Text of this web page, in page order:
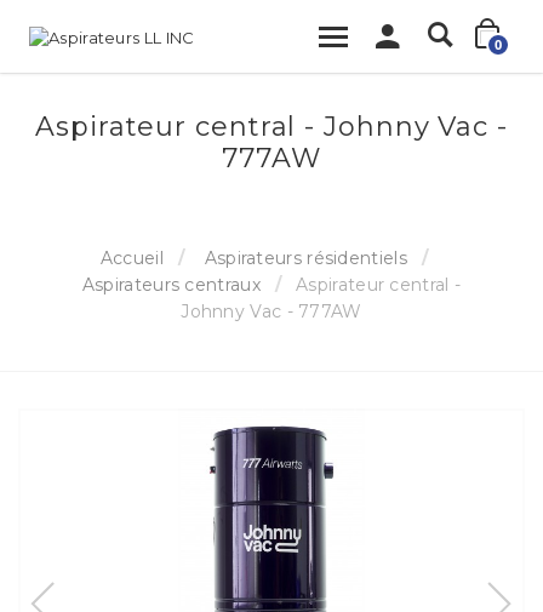
0
Aspirateur central - Johnny Vac -
777AW
Accueil
Aspirateurs résidentiels
Aspirateurs centraux
Aspirateur central -
Johnny Vac - 777AW